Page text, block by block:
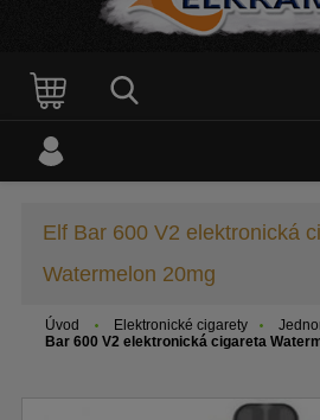
Elf Bar 600 V2 elektronická
Watermelon 20mg
Úvod Elektronické cigarety
Bar 600 V2 elektronická cigareta